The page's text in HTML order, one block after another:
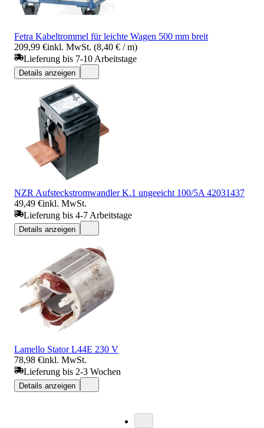
Fetra Kabeltrommel für leichte Wagen 500 mm breit
209,99 €inkl. MwSt. (8,40 € / m)
Lieferung bis 7-10 Arbeitstage
Details anzeigen
NZR Aufsteckstromwandler K.1 ungeeicht 100/5A 42031437
49,49 €inkl. MwSt.
Lieferung bis 4-7 Arbeitstage
Details anzeigen
Lamello Stator L44E 230 V
78,98 €inkl. MwSt.
Lieferung bis 2-3 Wochen
Details anzeigen